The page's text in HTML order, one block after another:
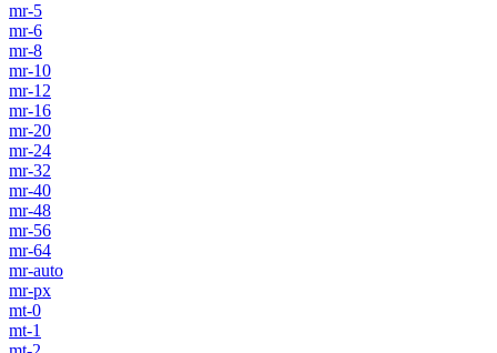
mr-5
mr-6
mr-8
mr-10
mr-12
mr-16
mr-20
mr-24
mr-32
mr-40
mr-48
mr-56
mr-64
mr-auto
mr-px
mt-0
mt-1